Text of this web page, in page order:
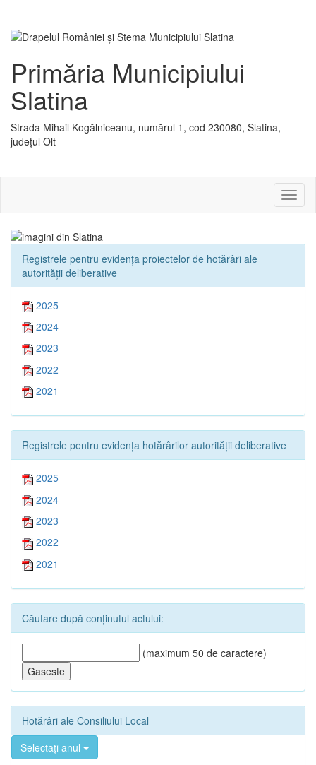
Primăria Municipiului
Slatina
Strada Mihail Kogălniceanu, numărul 1, cod 230080, Slatina,
județul Olt
sau
Registrele pentru evidența proiectelor de hotărâri ale
autorității deliberative
2025
2024
2023
2022
2021
Registrele pentru evidența hotărârilor autorității deliberative
2025
2024
2023
2022
2021
Căutare după conținutul actului:
(maximum 50 de caractere)
Hotărâri ale Consiliului Local
Selectați anul